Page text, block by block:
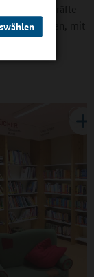
Fachkräfte
allen Ferien, mit
Neujahr.